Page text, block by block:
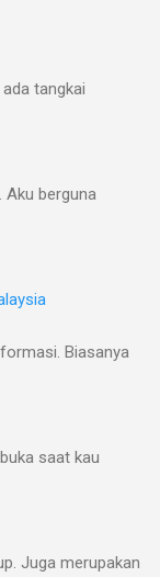
tangkai
Aku berguna
Biasanya
saat kau
Juga merupakan